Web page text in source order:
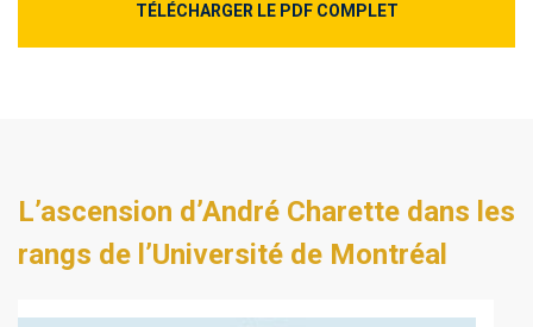
TÉLÉCHARGER LE PDF COMPLET
L’ascension d’André Charette dans les
rangs de l’Université de Montréal